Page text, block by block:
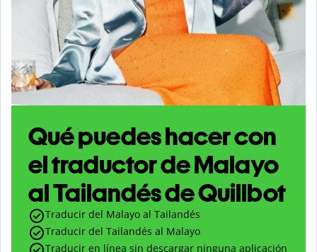
Qué puedes hacer con
el traductor de Malayo
al Tailandés de Quillbot
Traducir del Malayo al Tailandés
Traducir del Tailandés al Malayo
Traducir en línea sin descargar ninguna aplicación